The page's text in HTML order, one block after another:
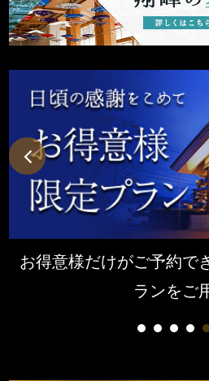
Previous
お得意様だけがご予約で
ランをご